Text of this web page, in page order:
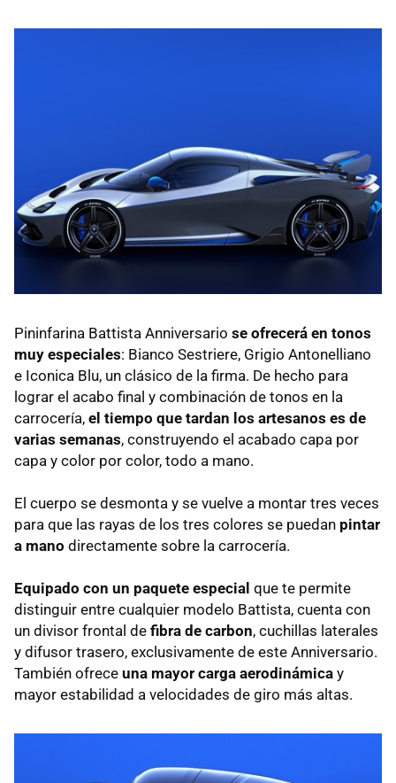
Pininfarina Battista Anniversario se ofrecerá en tonos
muy especiales: Bianco Sestriere, Grigio Antonelliano
e Iconica Blu, un clásico de la firma. De hecho para
lograr el acabo final y combinación de tonos en la
carrocería, el tiempo que tardan los artesanos es de
varias semanas, construyendo el acabado capa por
capa y color por color, todo a mano.
El cuerpo se desmonta y se vuelve a montar tres veces
para que las rayas de los tres colores se puedan pintar
a mano directamente sobre la carrocería.
Equipado con un paquete especial que te permite
distinguir entre cualquier modelo Battista, cuenta con
un divisor frontal de fibra de carbon, cuchillas laterales
y difusor trasero, exclusivamente de este Anniversario.
También ofrece una mayor carga aerodinámica y
mayor estabilidad a velocidades de giro más altas.